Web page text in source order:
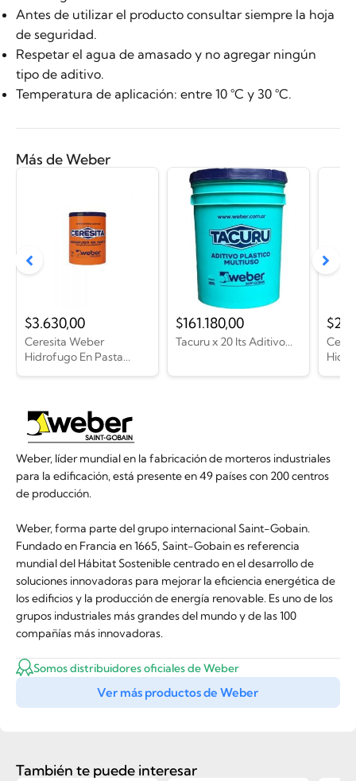
Antes de utilizar el producto consultar siempre la hoja
de seguridad.
Respetar el agua de amasado y no agregar ningún
tipo de aditivo.
Temperatura de aplicación: entre 10 °C y 30 °C.
Más de Weber
Weber, líder mundial en la fabricación de morteros industriales
para la edificación, está presente en 49 países con 200 centros
de producción.
Weber, forma parte del grupo internacional Saint-Gobain.
Fundado en Francia en 1665, Saint-Gobain es referencia
mundial del Hábitat Sostenible centrado en el desarrollo de
soluciones innovadoras para mejorar la eficiencia energética de
los edificios y la producción de energía renovable. Es uno de los
grupos industriales más grandes del mundo y de las 100
compañías más innovadoras.
Somos distribuidores oficiales de Weber
Ver más productos de Weber
Ceresita Weber
Hidrofugo En Pasta...
$3.630,00
Tacuru x 20 lts Aditivo...
$161.180,00 $
También te puede interesar